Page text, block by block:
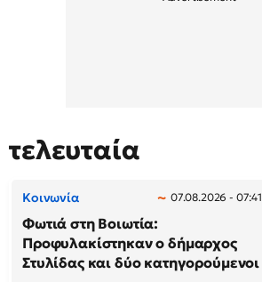
τελευταία
Κοινωνία 07.08.2026 - 07:41
Φωτιά στη Βοιωτία:
Προφυλακίστηκαν ο δήμαρχος
Στυλίδας και δύο κατηγορούμενοι